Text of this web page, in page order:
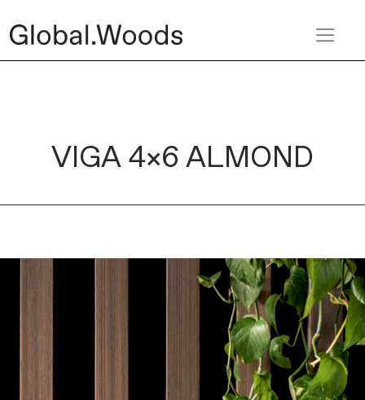
VIGA 4×6 ALMOND